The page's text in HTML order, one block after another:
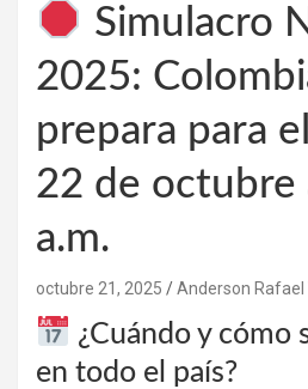
Simulacro
2025:
prepara para
22 de octubre
a.m.
octubre 21, 2025 Anderson Rafael
¿Cuándo y cómo
en todo el país?